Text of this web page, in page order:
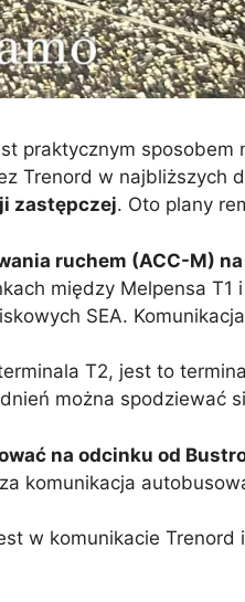
praktycznym sposobem
Trenord w najbliższych
zastępczej. Oto plany
ruchem (ACC-M)
między Melpensa T1
SEA.
T2, jest to
można spodziewać
na odcinku od
komunikacja
w komunikacie